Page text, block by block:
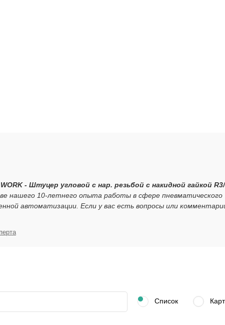
WORK - Штуцер угловой с нар. резьбой с накидной гайкой
нашего 10-летнего опыта работы в сфере пневматического
автоматизации. Если у вас есть вопросы или
Список